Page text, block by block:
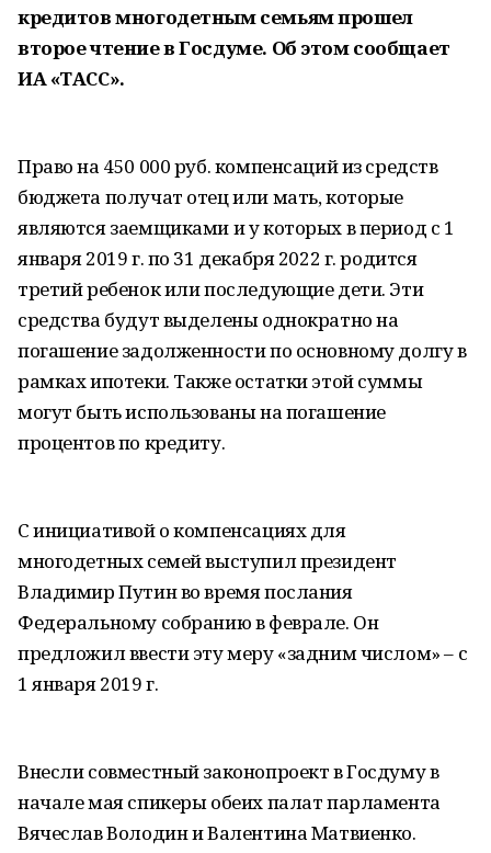
кредитов многодетным семьям прошел
второе чтение в Госдуме. Об этом сообщает
ИА «ТАСС».
Право на 450 000 руб. компенсаций из средств
бюджета получат отец или мать, которые
являются заемщиками и у которых в период с 1
января 2019 г. по 31 декабря 2022 г. родится
третий ребенок или последующие дети. Эти
средства будут выделены однократно на
погашение задолженности по основному долгу в
рамках ипотеки. Также остатки этой суммы
могут быть использованы на погашение
процентов по кредиту.
С инициативой о компенсациях для
многодетных семей выступил президент
Владимир Путин во время послания
Федеральному собранию в феврале. Он
предложил ввести эту меру «задним числом» – с
1 января 2019 г.
Внесли совместный законопроект в Госдуму в
начале мая спикеры обеих палат парламента
Вячеслав Володин и Валентина Матвиенко.